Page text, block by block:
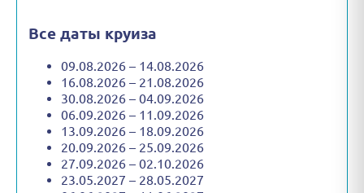
Все даты круиза
09.08.2026 – 14.08.2026
16.08.2026 – 21.08.2026
30.08.2026 – 04.09.2026
06.09.2026 – 11.09.2026
13.09.2026 – 18.09.2026
20.09.2026 – 25.09.2026
27.09.2026 – 02.10.2026
23.05.2027 – 28.05.2027